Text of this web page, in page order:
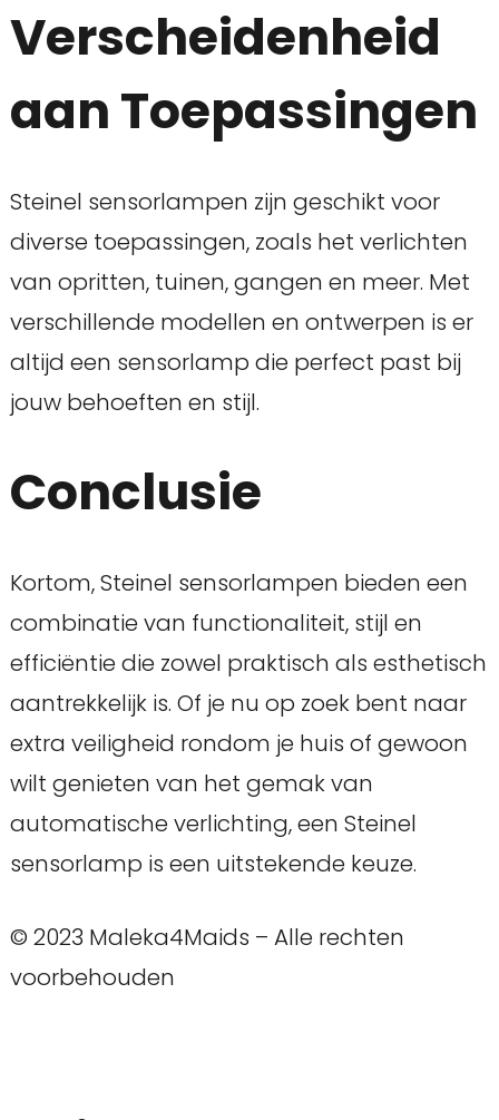
Verscheidenheid
aan Toepassingen
Steinel sensorlampen zijn geschikt voor
diverse toepassingen, zoals het verlichten
van opritten, tuinen, gangen en meer. Met
verschillende modellen en ontwerpen is er
altijd een sensorlamp die perfect past bij
jouw behoeften en stijl.
Conclusie
Kortom, Steinel sensorlampen bieden een
combinatie van functionaliteit, stijl en
efficiëntie die zowel praktisch als esthetisch
aantrekkelijk is. Of je nu op zoek bent naar
extra veiligheid rondom je huis of gewoon
wilt genieten van het gemak van
automatische verlichting, een Steinel
sensorlamp is een uitstekende keuze.
© 2023 Maleka4Maids – Alle rechten
voorbehouden